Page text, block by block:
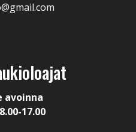
avoinna
17.00